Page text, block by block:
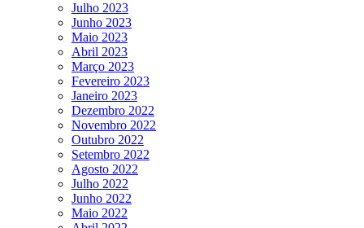
Julho 2023
Junho 2023
Maio 2023
Abril 2023
Março 2023
Fevereiro 2023
Janeiro 2023
Dezembro 2022
Novembro 2022
Outubro 2022
Setembro 2022
Agosto 2022
Julho 2022
Junho 2022
Maio 2022